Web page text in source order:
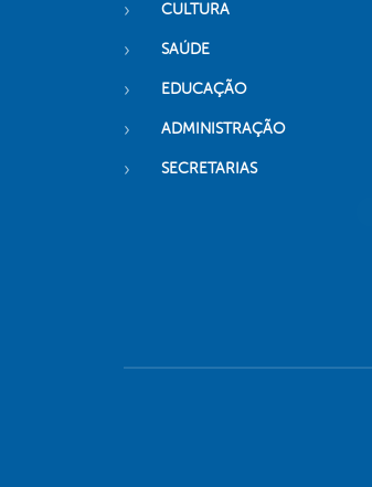
CULTURA
SAÚDE
EDUCAÇÃO
ADMINISTRAÇÃO
SECRETARIAS